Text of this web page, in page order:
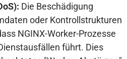
Die Beschädigung
oder Kontrollstrukturen
NGINX-Worker-Prozesse
führt. Dies